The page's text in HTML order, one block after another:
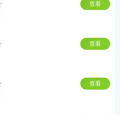
查看
查看
查看